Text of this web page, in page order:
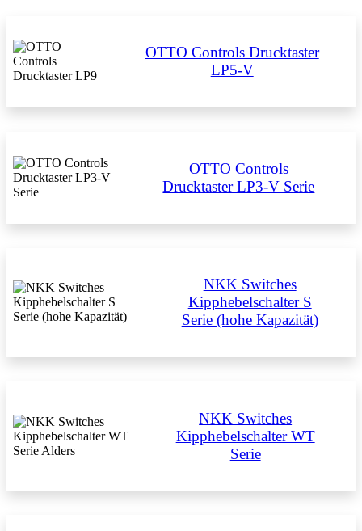
OTTO Controls Drucktaster
LP5-V
OTTO Controls
Drucktaster LP3-V Serie
NKK Switches
Kipphebelschalter S
Serie (hohe Kapazität)
NKK Switches
Kipphebelschalter WT
Serie